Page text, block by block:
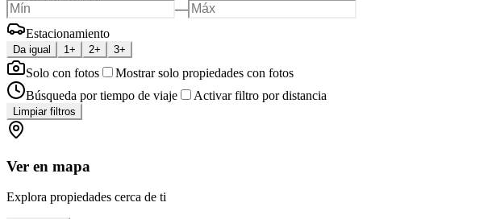
—
Estacionamiento
Da igual 1+ 2+ 3+
Solo con fotos
Mostrar solo propiedades con fotos
Búsqueda por tiempo de viaje
Activar filtro por distancia
Limpiar filtros
Ver en mapa
Explora propiedades cerca de ti